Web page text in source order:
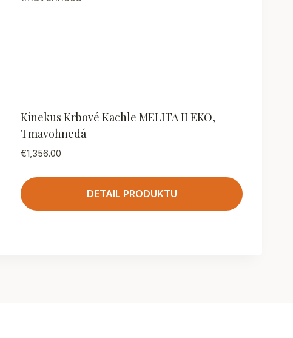
Kinekus Krbové Kachle MELITA II EKO,
Tmavohnedá
€1,356.00
DETAIL PRODUKTU